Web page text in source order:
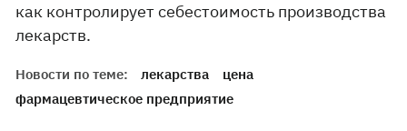
как контролирует себестоимость производства
лекарств.
Новости по теме: лекарства
цена
фармацевтическое предприятие